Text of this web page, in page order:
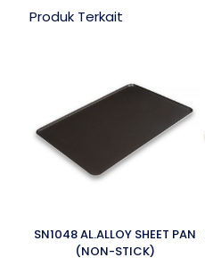
Produk Terkait
SN1048 AL.ALLOY SHEET PAN
(NON-STICK)